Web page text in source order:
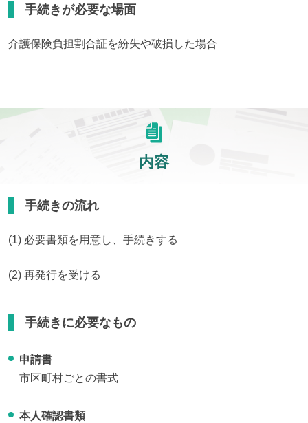
手続きが必要な場面
介護保険負担割合証を紛失や破損した場合
内容
手続きの流れ
(1) 必要書類を用意し、手続きする
(2) 再発行を受ける
手続きに必要なもの
申請書
市区町村ごとの書式
本人確認書類